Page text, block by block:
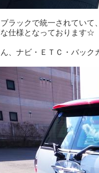
ラックで統一されていて
仕様となっております☆
ん、ナビ・ＥＴＣ・バッ